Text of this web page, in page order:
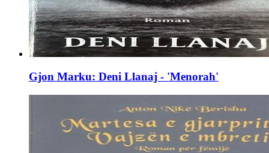
Gjon Marku: Deni Llanaj - 'Menorah'